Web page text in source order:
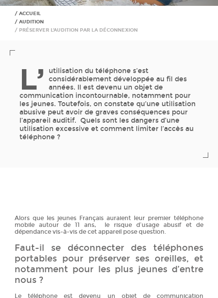
ACCUEIL
AUDITION
PRÉSERVER L’AUDITION PAR LA DÉCONNEXION
L’
utilisation du téléphone s’est
considérablement développée au fil des
années. Il est devenu un objet de
communication incontournable, notamment pour
les jeunes. Toutefois, on constate qu’une utilisation
abusive peut avoir de graves conséquences pour
l’appareil auditif. Quels sont les dangers d’une
utilisation excessive et comment limiter l’accès au
téléphone ?
Alors que les jeunes Français auraient leur premier téléphone
mobile autour de 11 ans, le risque d’usage abusif et de
dépendance vis-à-vis de cet appareil pose question.
Faut-il se déconnecter des téléphones
portables pour préserver ses oreilles, et
notamment pour les plus jeunes d’entre
nous ?
Le téléphone est devenu un objet de communication